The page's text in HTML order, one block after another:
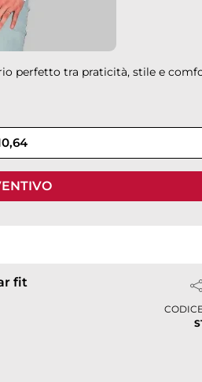
perfetto tra praticità, stile e
fit